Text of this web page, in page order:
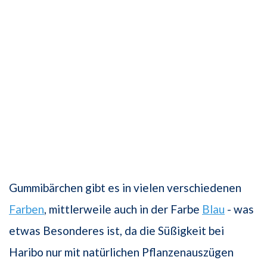
Gummibärchen gibt es in vielen verschiedenen
Farben, mittlerweile auch in der Farbe Blau - was
etwas Besonderes ist, da die Süßigkeit bei
Haribo nur mit natürlichen Pflanzenauszügen